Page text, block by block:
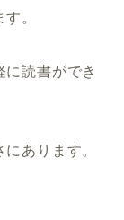
。
読書ができ
あります。